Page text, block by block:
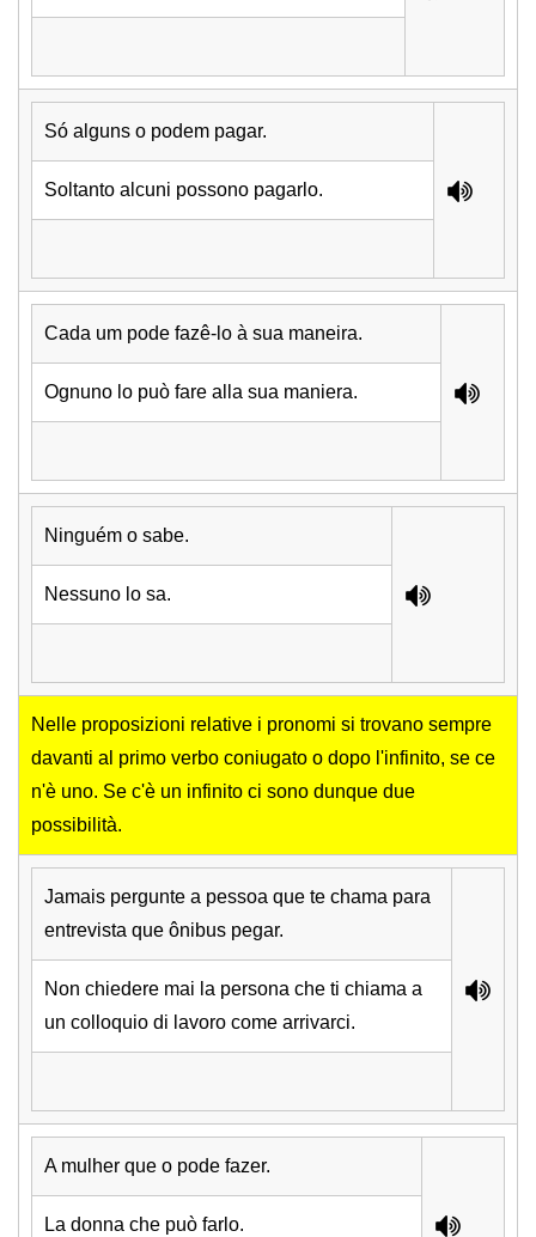
Só alguns o podem pagar.
Soltanto alcuni possono pagarlo.
Cada um pode fazê-lo à sua maneira.
Ognuno lo può fare alla sua maniera.
Ninguém o sabe.
Nessuno lo sa.
Nelle proposizioni relative i pronomi si trovano sempre
davanti al primo verbo coniugato o dopo l'infinito, se ce
n'è uno. Se c'è un infinito ci sono dunque due
possibilità.
Jamais pergunte a pessoa que te chama para
entrevista que ônibus pegar.
Non chiedere mai la persona che ti chiama a
un colloquio di lavoro come arrivarci.
A mulher que o pode fazer.
La donna che può farlo.